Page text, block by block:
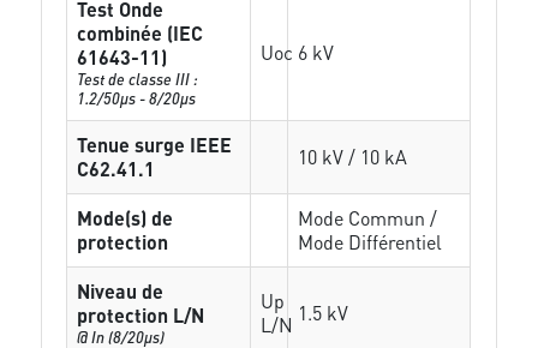
Test Onde
combinée (IEC
61643-11)
Test de classe III :
1.2/50µs - 8/20µs
Uoc 6 kV
Tenue surge IEEE
C62.41.1
10 kV / 10 kA
Mode(s) de
protection
Mode Commun /
Mode Différentiel
Niveau de
protection L/N
@ In (8/20µs)
Up
L/N 1.5 kV